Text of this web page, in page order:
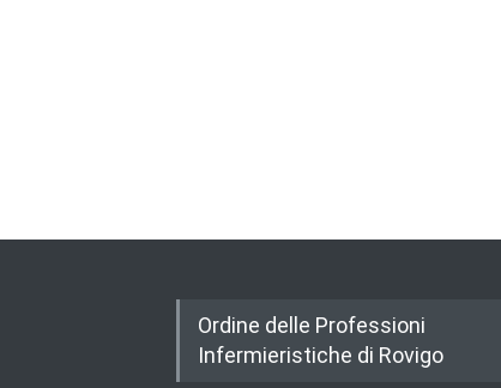
Ordine delle Professioni
Infermieristiche di Rovigo